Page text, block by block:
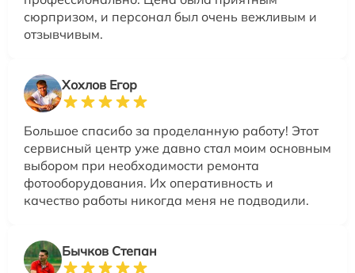
сюрпризом, и персонал был очень вежливым и
отзывчивым.
Хохлов Егор
Большое спасибо за проделанную работу! Этот
сервисный центр уже давно стал моим основным
выбором при необходимости ремонта
фотооборудования. Их оперативность и
качество работы никогда меня не подводили.
Бычков Степан